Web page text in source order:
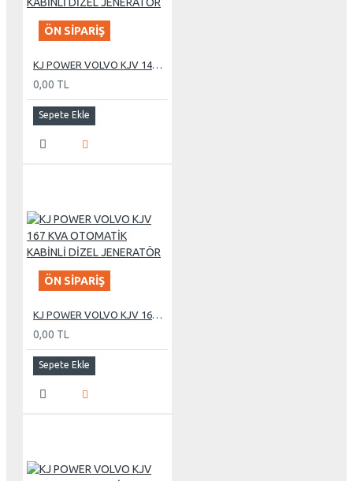
ÖN SIPARIŞ
KJ POWER VOLVO KJV 145 KVA OTOMATİK KABİNLİ DİZEL JENERATÖR
0,00 TL
Sepete Ekle
ÖN SIPARIŞ
KJ POWER VOLVO KJV 167 KVA OTOMATİK KABİNLİ DİZEL JENERATÖR
0,00 TL
Sepete Ekle